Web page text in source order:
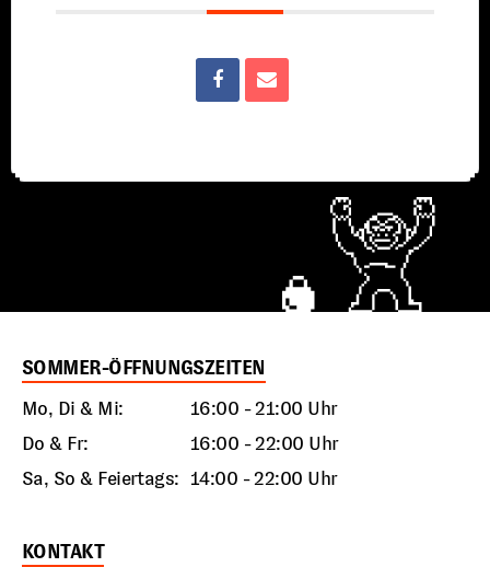
SOMMER-ÖFFNUNGSZEITEN
Mo, Di & Mi:
16:00 - 21:00 Uhr
Do & Fr:
16:00 - 22:00 Uhr
Sa, So & Feiertags: 14:00 - 22:00 Uhr
KONTAKT